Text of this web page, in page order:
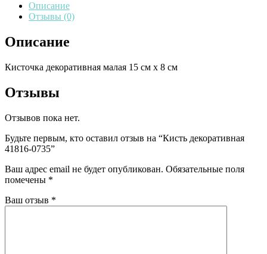
Описание
Отзывы (0)
Описание
Кисточка декоративная малая 15 см х 8 см
Отзывы
Отзывов пока нет.
Будьте первым, кто оставил отзыв на “Кисть декоративная
41816-0735”
Ваш адрес email не будет опубликован. Обязательные поля
помечены *
Ваш отзыв *